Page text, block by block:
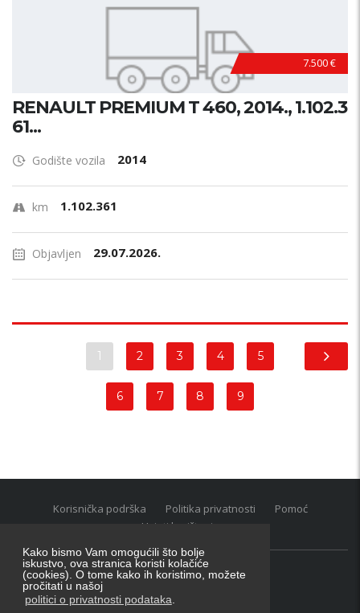
Kako bismo Vam omogućili što bolje
iskustvo, ova stranica koristi kolačiće
(cookies). O tome kako ih koristimo, možete
pročitati u našoj
politici o privatnosti podataka
7.500 €
RENAULT PREMIUM T 460, 2014., 1.102.3
61...
Godište vozila 2014
km 1.102.361
Objavljen 29.07.2026.
1 2 3 4 5
6 7 8 9
Korisnička podrška Politika privatnosti
Pomoć
Uvjeti korištenja
Oglasnik grupacija:posao.hr|oglasnik.hr|auti.hr
Tečaj za konverziju u EUR valutu: 1 euro = 7.53450 kn